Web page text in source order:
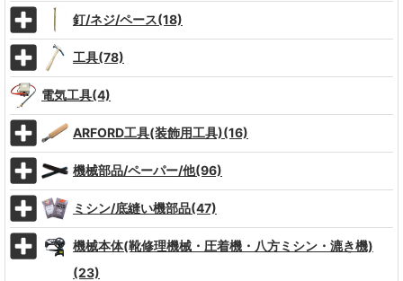
釘/ネジ/ペース(18)
工具(78)
電気工具(4)
ARFORD工具(装飾用工具)(16)
機械部品/ペーパー/他(96)
ミシン/底縫い機部品(47)
機械本体(靴修理機械・圧着機・八方ミシン・漉き機)
(23)